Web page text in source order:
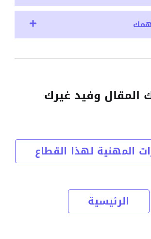
المقال وفيد غيرك
المهنية لهذا القطاع
الرئيسية